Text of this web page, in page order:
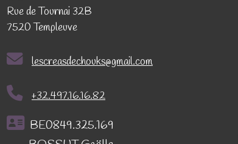
Rue de Tournai 32B
7520 Templeuve
lescreasdechouks@gmail.com
+32.497.16.16.82
BE0849.325.169